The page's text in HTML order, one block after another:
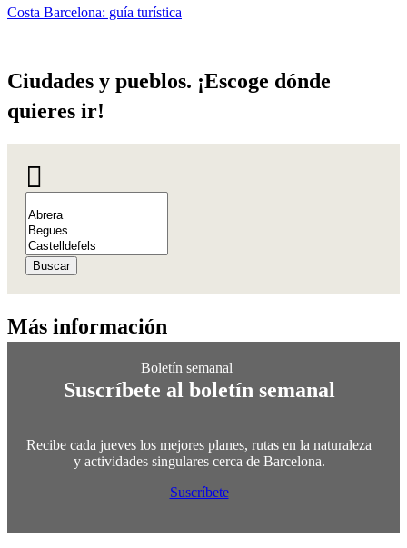
Costa Barcelona: guía turística
Ciudades y pueblos. ¡Escoge dónde
quieres ir!
Buscar
Más información
Suscríbete al boletín semanal
Recibe cada jueves los mejores planes, rutas en la naturaleza
y actividades singulares cerca de Barcelona.
Suscríbete